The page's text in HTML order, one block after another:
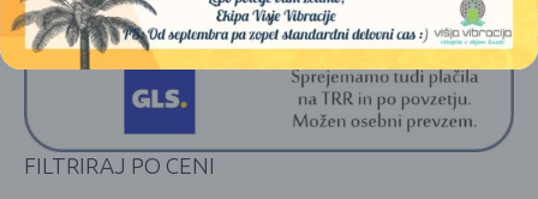
FILTRIRAJ PO CENI